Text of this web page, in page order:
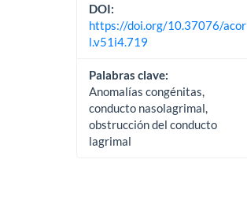
DOI:
https://doi.org/10.37076/acor
l.v51i4.719
Palabras clave:
Anomalías congénitas,
conducto nasolagrimal,
obstrucción del conducto
lagrimal